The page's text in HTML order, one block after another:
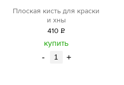
Плоская кисть для краски
и хны
410 Р
уб.
купить
- +